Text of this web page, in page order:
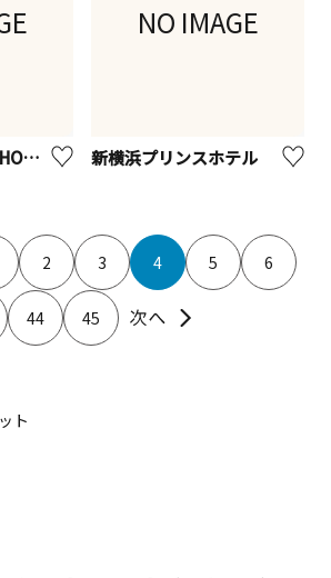
GATHER@EATINGHOUSE
NO IMAGE
新横浜プリンスホテル
2 3 4 5 6
44 45
ト